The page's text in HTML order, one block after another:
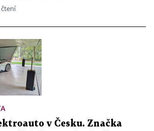
čtení
v Česku. Značka